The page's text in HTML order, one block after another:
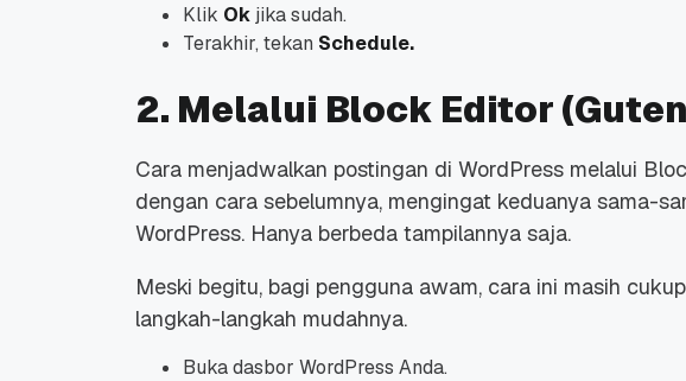
Klik Ok jika sudah.
Terakhir, tekan Schedule.
2. Melalui Block Editor
Cara menjadwalkan postingan di WordPress melalui
dengan cara sebelumnya, mengingat keduanya sama-
WordPress. Hanya berbeda tampilannya saja.
Meski begitu, bagi pengguna awam, cara ini masih
langkah-langkah mudahnya.
Buka dasbor WordPress Anda.